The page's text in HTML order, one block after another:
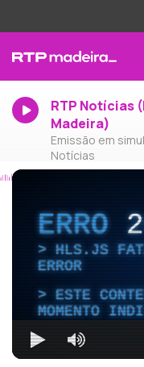
RTP Notícias
Madeira)
Emissão em
Notícias
ERRO
HLS.JS
ERROR
ESTE
MOMENTO